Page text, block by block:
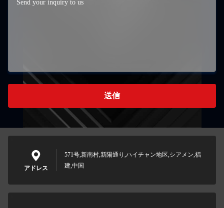
送信
アドレス
571号,新南村,新陽通り,ハイチャン地区,シアメン,福
建,中国